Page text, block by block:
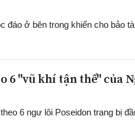
đáo ở bên trong khiến cho bảo
6 "vũ khí tận thế" của
6 ngư lôi Poseidon trang bị